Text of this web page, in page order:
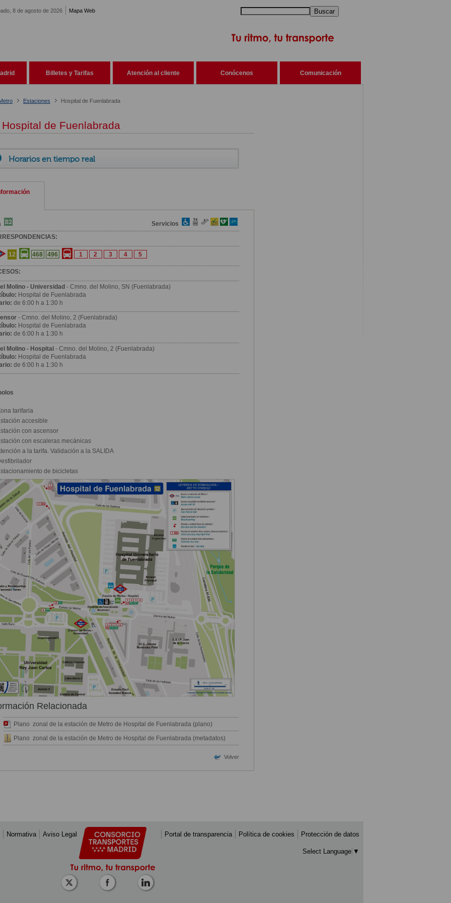
8 de agosto de 2026 Mapa Web Buscar
Billetes y Tarifas Atención al cliente Conócenos Comunicación
Estaciones Hospital de Fuenlabrada
de Fuenlabrada
Horarios en tiempo real
Servicios
12 468 496 1 2 3 4 5
Molino - Universidad - Cmno. del Molino, SN (Fuenlabrada)
Hospital de Fuenlabrada
de 6:00 h a 1:30 h
- Cmno. del Molino, 2 (Fuenlabrada)
Hospital de Fuenlabrada
de 6:00 h a 1:30 h
Molino - Hospital - Cmno. del Molino, 2 (Fuenlabrada)
Hospital de Fuenlabrada
de 6:00 h a 1:30 h
tarifaria
accesible
con ascensor
con escaleras mecánicas
a la tarifa. Validación a la SALIDA
de bicicletas
Relacionada
Plano zonal de la estación de Metro de Hospital de Fuenlabrada (plano)
Plano zonal de la estación de Metro de Hospital de Fuenlabrada (metadatos)
Volver
Normativa Aviso Legal Portal de transparencia Política de cookies Protección de datos
Select Language ▼